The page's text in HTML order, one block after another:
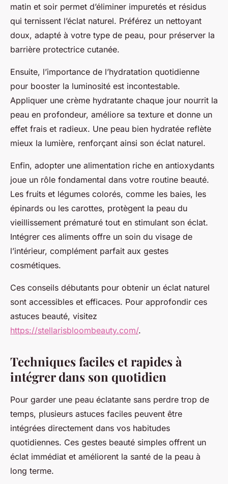
matin et soir permet d’éliminer impuretés et résidus
qui ternissent l’éclat naturel. Préférez un nettoyant
doux, adapté à votre type de peau, pour préserver la
barrière protectrice cutanée.
Ensuite, l’importance de l’hydratation quotidienne
pour booster la luminosité est incontestable.
Appliquer une crème hydratante chaque jour nourrit la
peau en profondeur, améliore sa texture et donne un
effet frais et radieux. Une peau bien hydratée reflète
mieux la lumière, renforçant ainsi son éclat naturel.
Enfin, adopter une alimentation riche en antioxydants
joue un rôle fondamental dans votre routine beauté.
Les fruits et légumes colorés, comme les baies, les
épinards ou les carottes, protègent la peau du
vieillissement prématuré tout en stimulant son éclat.
Intégrer ces aliments offre un soin du visage de
l’intérieur, complément parfait aux gestes
cosmétiques.
Ces conseils débutants pour obtenir un éclat naturel
sont accessibles et efficaces. Pour approfondir ces
astuces beauté, visitez
https://stellarisbloombeauty.com/.
Techniques faciles et rapides à
intégrer dans son quotidien
Pour garder une peau éclatante sans perdre trop de
temps, plusieurs astuces faciles peuvent être
intégrées directement dans vos habitudes
quotidiennes. Ces gestes beauté simples offrent un
éclat immédiat et améliorent la santé de la peau à
long terme.